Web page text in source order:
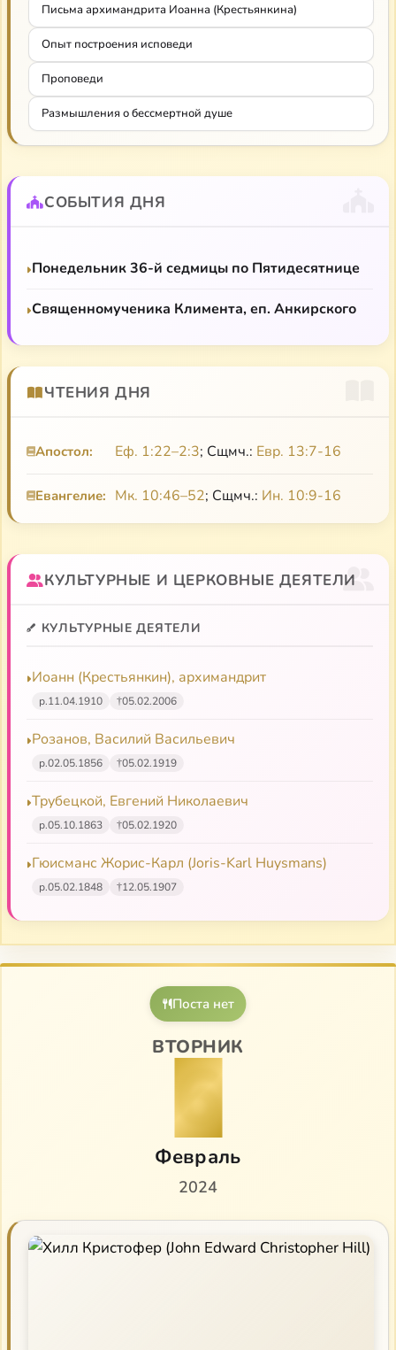
Письма архимандрита Иоанна (Крестьянкина)
Опыт построения исповеди
Проповеди
Размышления о бессмертной душе
СОБЫТИЯ ДНЯ
Понедельник 36-й седмицы по Пятидесятнице
Священномученика Климента, еп. Анкирского
ЧТЕНИЯ ДНЯ
Апостол: Еф. 1:22–2:3; Сщмч.: Евр. 13:7-16
Евангелие: Мк. 10:46–52; Сщмч.: Ин. 10:9-16
КУЛЬТУРНЫЕ И ЦЕРКОВНЫЕ ДЕЯТЕЛИ
КУЛЬТУРНЫЕ ДЕЯТЕЛИ
Иоанн (Крестьянкин), архимандрит
р.11.04.1910 †05.02.2006
Розанов, Василий Васильевич
р.02.05.1856 †05.02.1919
Трубецкой, Евгений Николаевич
р.05.10.1863 †05.02.1920
Гюисманс Жорис-Карл (Joris-Karl Huysmans)
р.05.02.1848 †12.05.1907
Поста нет
ВТОРНИК
6
Февраль
2024